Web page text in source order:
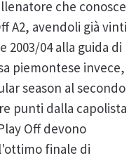
che conosce
A2, avendoli già vinti
2003/04 alla guida di
piemontese invece,
season al secondo
punti dalla capolista
Off devono
finale di